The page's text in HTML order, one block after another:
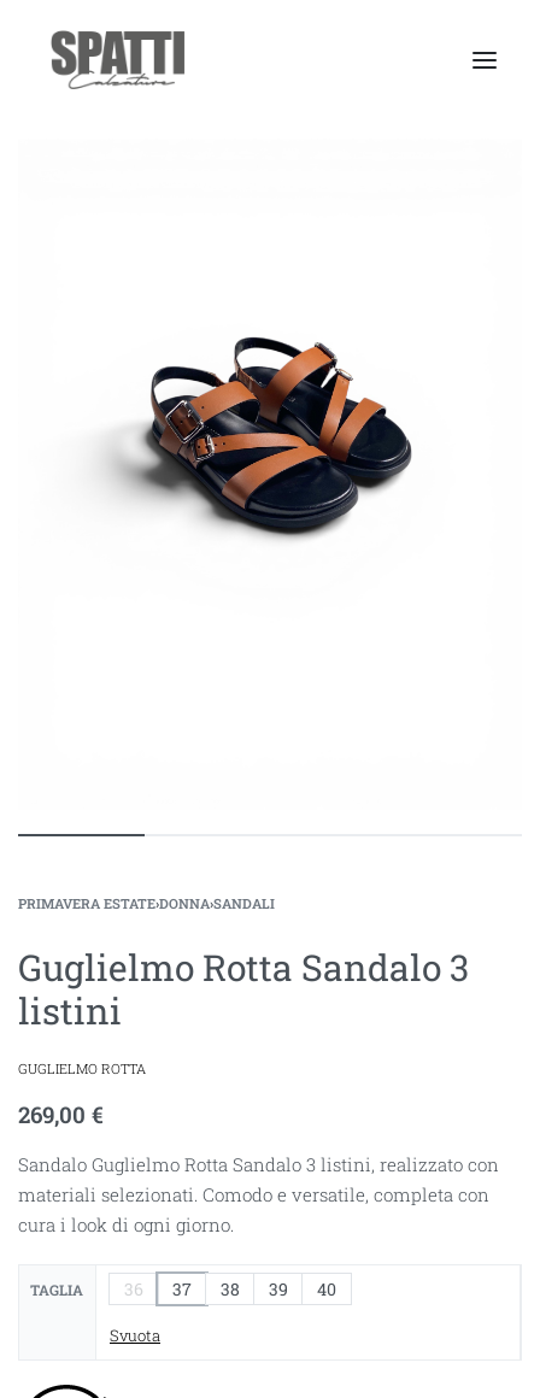
PRIMAVERA ESTATE›DONNA›SANDALI
Guglielmo Rotta Sandalo 3
listini
GUGLIELMO ROTTA
269,00 €
Sandalo Guglielmo Rotta Sandalo 3 listini, realizzato con
materiali selezionati. Comodo e versatile, completa con
cura i look di ogni giorno.
TAGLIA 36 37 38 39 40
Svuota